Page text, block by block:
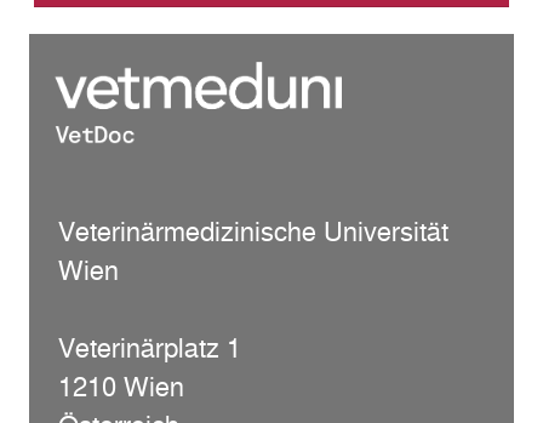
Veterinärmedizinische Universität
Wien
Veterinärplatz 1
1210 Wien